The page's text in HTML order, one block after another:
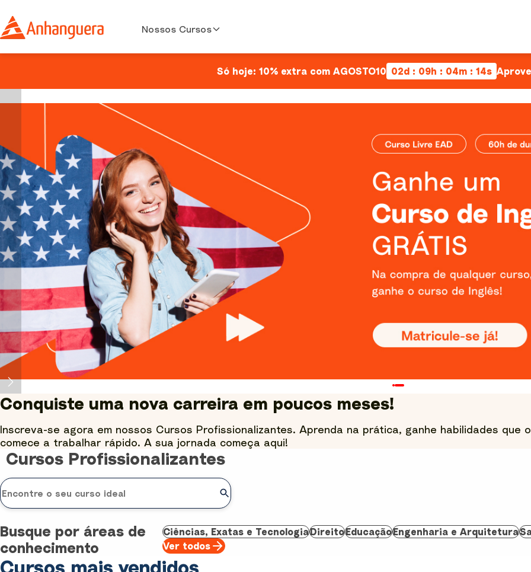
Nossos Cursos
Só hoje: 10% extra com AGOSTO10 02d : 09h : 04m : 13s
Conquiste uma nova carreira em poucos meses!
Inscreva-se agora em nossos Cursos Profissionalizantes. Aprenda na prática, ganhe habilidades que
comece a trabalhar rápido. A sua jornada começa aqui!
Cursos Profissionalizantes
Busque por áreas de
conhecimento
Ciências, Exatas e TecnologiaDireitoEducaçãoEngenharia e Arquitetura
Ver todos
Cursos mais vendidos